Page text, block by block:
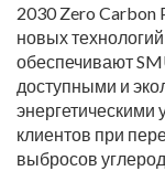
2030 Zero Carbon
новых
обеспечивают
доступными и
клиентов при
выбросов